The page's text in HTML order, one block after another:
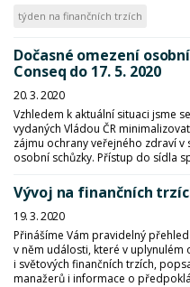
týden na finančních trzích
Dočasné omezení
Conseq do 17. 5. 2020
20. 3. 2020
Vzhledem k aktuální situaci jsme
vydaných Vládou ČR
zájmu ochrany veřejného zdraví
osobní schůzky. Přístup do sídla
Vývoj na finančních
19. 3. 2020
Přinášíme Vám pravidelný
v něm události, které v uplynulém
i světových finančních trzích,
manažerů i informace o